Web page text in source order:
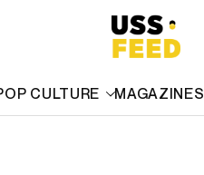
CULTURE MAGAZINES